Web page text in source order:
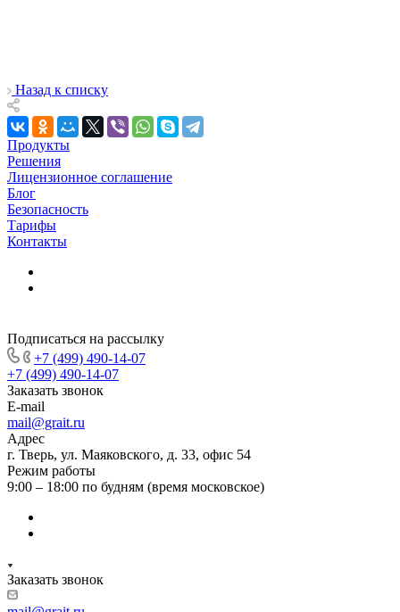
Назад к списку
Продукты
Решения
Лицензионное соглашение
Блог
Безопасность
Тарифы
Контакты
Подписаться на рассылку
+7 (499) 490-14-07
+7 (499) 490-14-07
Заказать звонок
E-mail
mail@grait.ru
Адрес
г. Тверь, ул. Маяковского, д. 33, офис 54
Режим работы
9:00 – 18:00 по будням (время московское)
Заказать звонок